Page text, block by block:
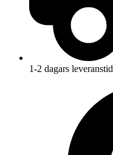
1-2 dagars leveranstid